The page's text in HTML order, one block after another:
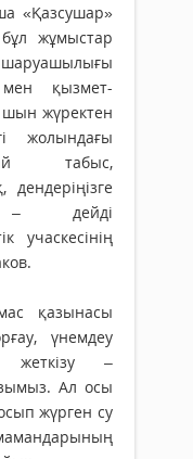
«Қазсушар»
жұмыстар
шаруашылығы
мен қызмет­
шын жүректен
жолындағы
табыс,
– дейді
учаскесінің
қазынасы
үнемдеу
жеткізу –
Ал осы
жүрген су